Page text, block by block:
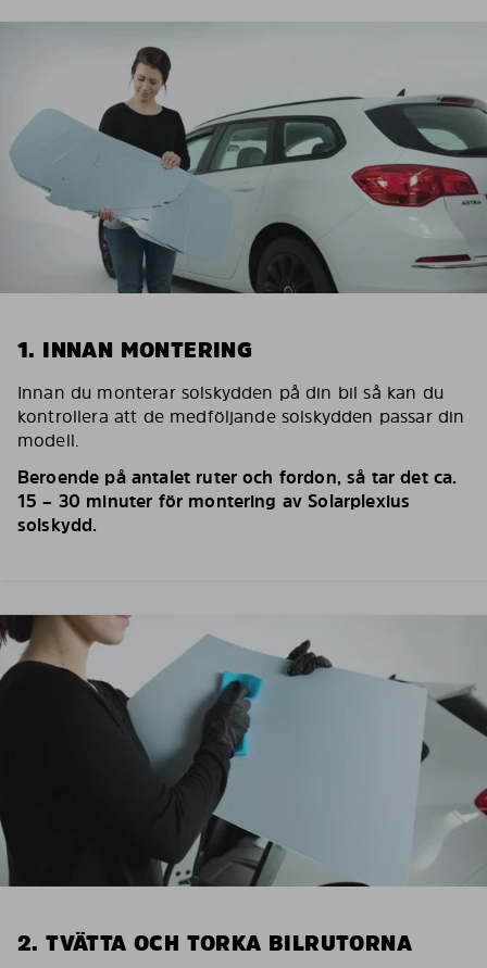
1. INNAN MONTERING
Innan du monterar solskydden på din bil så kan du
kontrollera att de medföljande solskydden passar din
modell.
Beroende på antalet ruter och fordon, så tar det ca.
15 – 30 minuter för montering av Solarplexius
solskydd.
2. TVÄTTA OCH TORKA BILRUTORNA